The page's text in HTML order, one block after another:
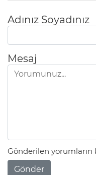
Adınız Soyadınız
Mesaj
Gönderilen yorumların
Gönder